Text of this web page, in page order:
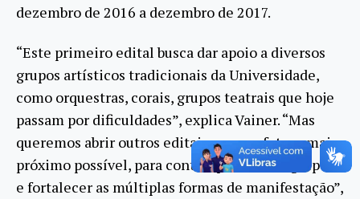
dezembro de 2016 a dezembro de 2017.
“Este primeiro edital busca dar apoio a diversos
grupos artísticos tradicionais da Universidade,
como orquestras, corais, grupos teatrais que hoje
passam por dificuldades”, explica Vainer. “Mas
queremos abrir outros editais, em um futuro mais
próximo possível, para contemplar outros grupos
e fortalecer as múltiplas formas de manifestação”,